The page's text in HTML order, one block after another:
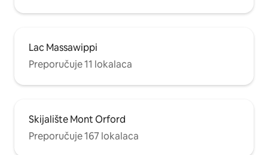
Lac Massawippi
Preporučuje 11 lokalaca
Skijalište Mont Orford
Preporučuje 167 lokalaca